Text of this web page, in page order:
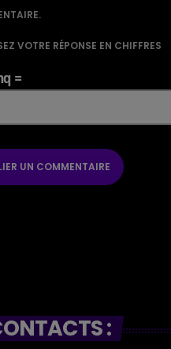
VOTRE RÉPONSE EN CHIFFRES
=
: